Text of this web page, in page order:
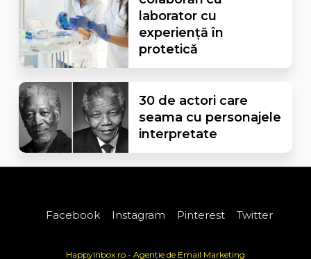
laborator cu
experiență în
protetică
30 de actori care
seama cu personajele
interpretate
Facebook Instagram Pinterest Twitter
HappyInbox.ro - Agentie de Email Marketing